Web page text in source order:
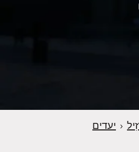
יעדים ›